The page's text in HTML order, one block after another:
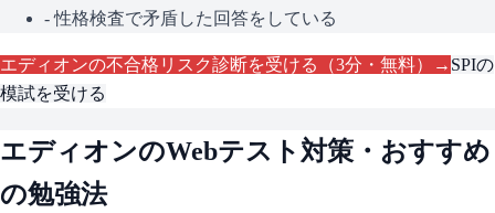
- 性格検査で矛盾した回答をしている
エディオンの不合格リスク診断を受ける（3分・無料）→ SPIの
模試を受ける
エディオンのWebテスト対策・おすすめ
の勉強法